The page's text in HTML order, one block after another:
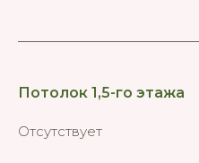
Потолок 1,5-го этажа
Отсутствует